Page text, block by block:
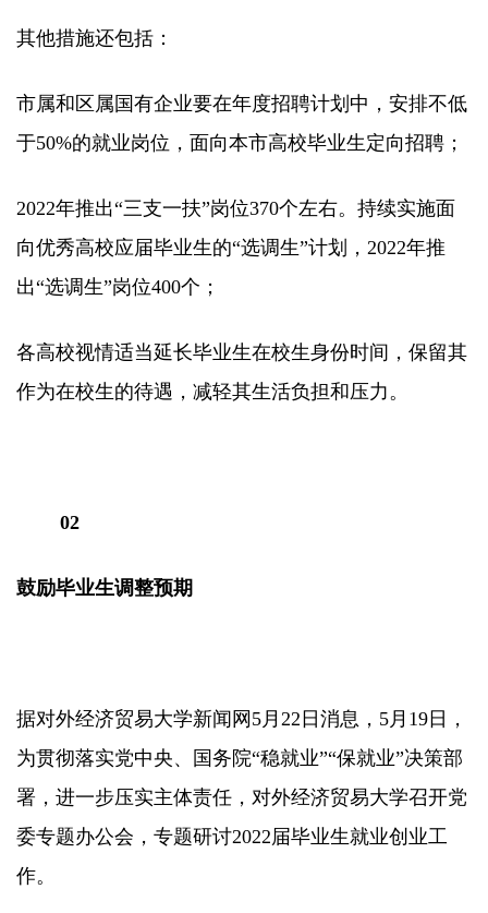
其他措施还包括：
市属和区属国有企业要在年度招聘计划中，安排不低
于50%的就业岗位，面向本市高校毕业生定向招聘；
2022年推出“三支一扶”岗位370个左右。持续实施面
向优秀高校应届毕业生的“选调生”计划，2022年推
出“选调生”岗位400个；
各高校视情适当延长毕业生在校生身份时间，保留其
作为在校生的待遇，减轻其生活负担和压力。
02
鼓励毕业生调整预期
据对外经济贸易大学新闻网5月22日消息，5月19日，
为贯彻落实党中央、国务院“稳就业”“保就业”决策部
署，进一步压实主体责任，对外经济贸易大学召开党
委专题办公会，专题研讨2022届毕业生就业创业工
作。